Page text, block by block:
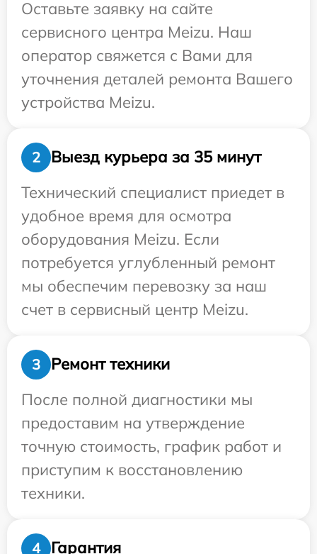
Оставьте заявку на сайте
сервисного центра Meizu. Наш
оператор свяжется с Вами для
уточнения деталей ремонта Вашего
устройства Meizu.
2
Выезд курьера за 35 минут
Технический специалист приедет в
удобное время для осмотра
оборудования Meizu. Если
потребуется углубленный ремонт
мы обеспечим перевозку за наш
счет в сервисный центр Meizu.
3
Ремонт техники
После полной диагностики мы
предоставим на утверждение
точную стоимость, график работ и
приступим к восстановлению
техники.
4 Гарантия